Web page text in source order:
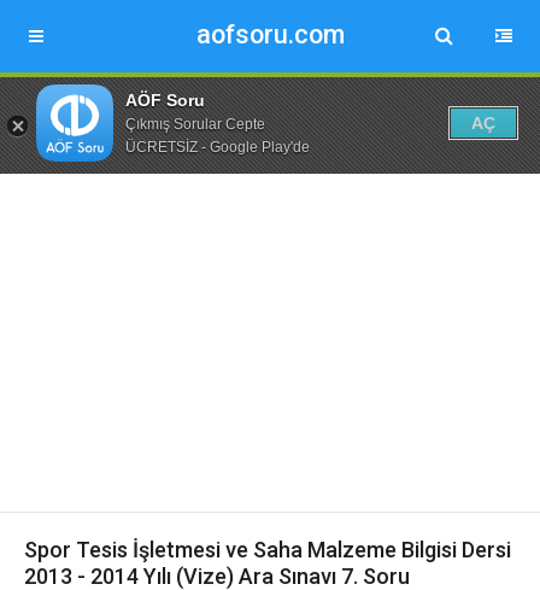
aofsoru.com
AÖF Soru
Çıkmış Sorular Cepte
ÜCRETSİZ - Google Play'de
AÇ
Spor Tesis İşletmesi ve Saha Malzeme Bilgisi Dersi
2013 - 2014 Yılı (Vize) Ara Sınavı 7. Soru